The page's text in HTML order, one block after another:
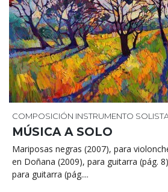
COMPOSICIÓN INSTRUMENTO
MÚSICA A SOLO
Mariposas negras (2007), para
en Doñana (2009), para guitarra (pág.
para guitarra (pág....